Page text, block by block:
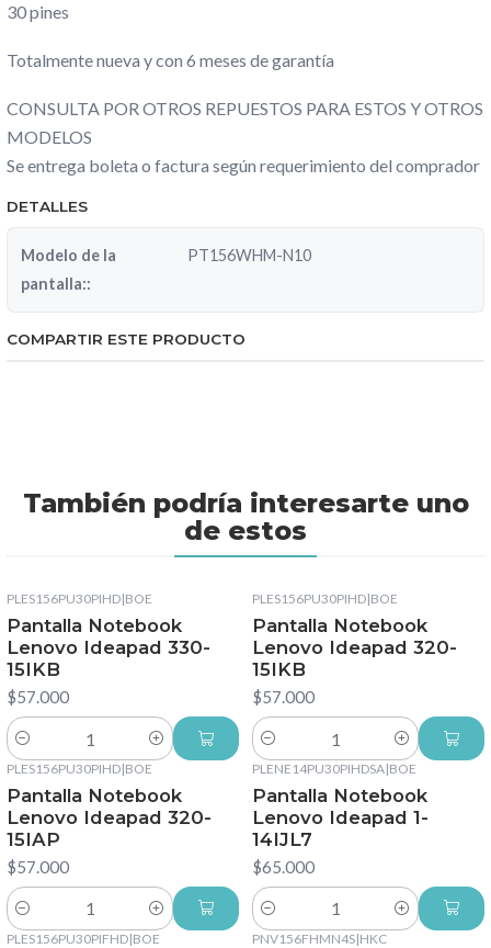
30 pines
Totalmente nueva y con 6 meses de garantía
CONSULTA POR OTROS REPUESTOS PARA ESTOS Y OTROS
MODELOS
Se entrega boleta o factura según requerimiento del comprador
DETALLES
Modelo de la
pantalla::
PT156WHM-N10
COMPARTIR ESTE PRODUCTO
También podría interesarte uno
de estos
PLES156PU30PIHD|BOE
Pantalla Notebook
Lenovo Ideapad 330-
15IKB
$57.000
Cantidad
PLES156PU30PIHD|BOE
Pantalla Notebook
Lenovo Ideapad 320-
15IKB
$57.000
Cantidad
PLES156PU30PIHD|BOE
Pantalla Notebook
Lenovo Ideapad 320-
15IAP
$57.000
Cantidad
PLENE14PU30PIHDSA|BOE
Pantalla Notebook
Lenovo Ideapad 1-
14IJL7
$65.000
Cantidad
PLES156PU30PIFHD|BOE PNV156FHMN4S|HKC